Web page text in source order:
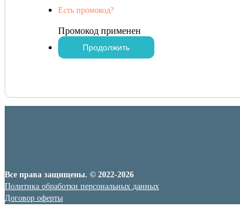
Есть промокод?
Промокод применен
Все права защищены. © 2022-2026
Политика обработки персональных данных
Договор оферты